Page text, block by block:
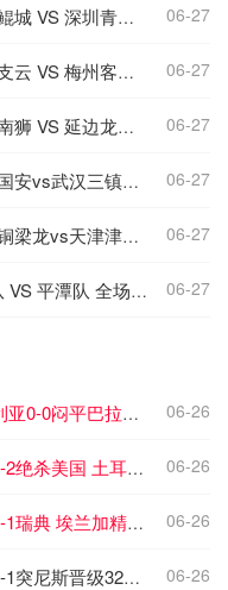
青年人 全场录像 06-27
州客家 全场录像 06-27
边龙鼎 全场录像 06-27
汉三镇全场录像 06-27
津津门虎 全场录像 06-27
平潭队 全场录像 06-27
圭4分小组第三出线待定 06-26
垫底出局 美国头名出线 06-26
波 日本淘汰赛将战巴西 06-26
洛哥 布罗比范赫克建功 06-26